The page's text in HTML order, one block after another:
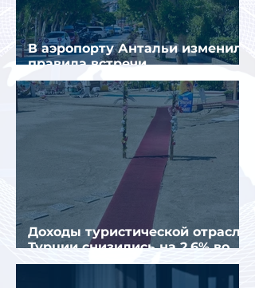
В аэропорту Антальи изменили
правила встречи
организованных туристов
Доходы туристической отрасли
Турции снизились на 2,6% во
втором квартале 2026 года